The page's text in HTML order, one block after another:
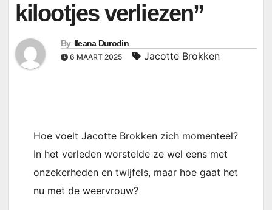
kilootjes verliezen”
By Ileana Durodin
6 MAART 2025 Jacotte Brokken
Hoe voelt Jacotte Brokken zich momenteel?
In het verleden worstelde ze wel eens met
onzekerheden en twijfels, maar hoe gaat het
nu met de weervrouw?